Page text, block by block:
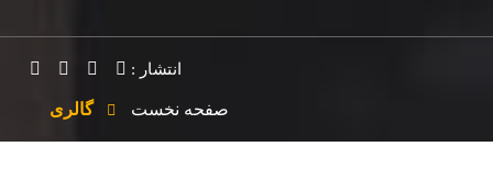
انتشار :
صفحه نخست گالری